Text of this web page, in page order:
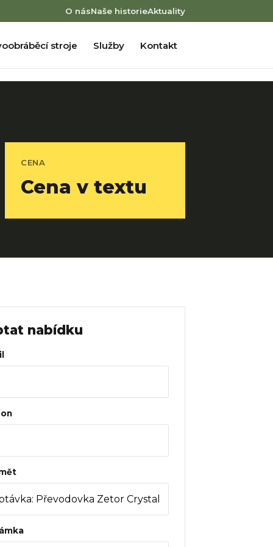
O násNaše historieAktuality
stroje Služby Kontakt
CENA
Cena v textu
nabídku